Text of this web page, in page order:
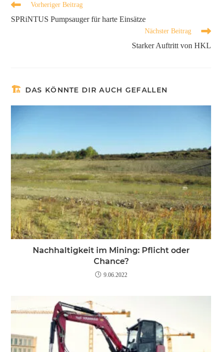
Vorheriger Beitrag
SPRiNTUS Pumpsauger für harte Einsätze
Nächster Beitrag
Starker Auftritt von HKL
DAS KÖNNTE DIR AUCH GEFALLEN
Nachhaltigkeit im Mining: Pflicht oder
Chance?
9.06.2022